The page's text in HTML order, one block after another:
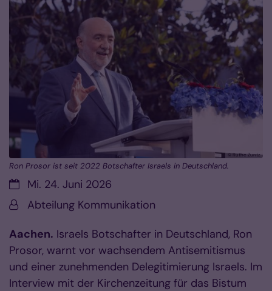
© Ruthe Zuntz
Ron Prosor ist seit 2022 Botschafter Israels in Deutschland.
Datum:Mi. 24. Juni 2026
Von:Abteilung Kommunikation
Aachen. Israels Botschafter in Deutschland, Ron
Prosor, warnt vor wachsendem Antisemitismus
und einer zunehmenden Delegitimierung Israels. Im
Interview mit der Kirchenzeitung für das Bistum